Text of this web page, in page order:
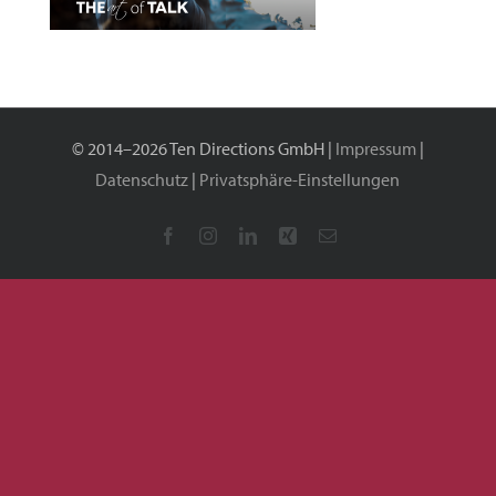
© 2014–2026 Ten Directions GmbH | Impressum|
Datenschutz | Privatsphäre-Einstellungen
FacebookInstagramLinkedInXing E-